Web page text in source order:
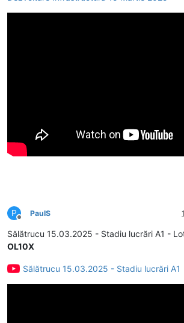
P
Deconectat
PaulS
Sălătrucu 15.03.2025 - Stadiu lucrări A1 -
OL10X
Sălătrucu 15.03.2025 - Stadiu lucrări A1